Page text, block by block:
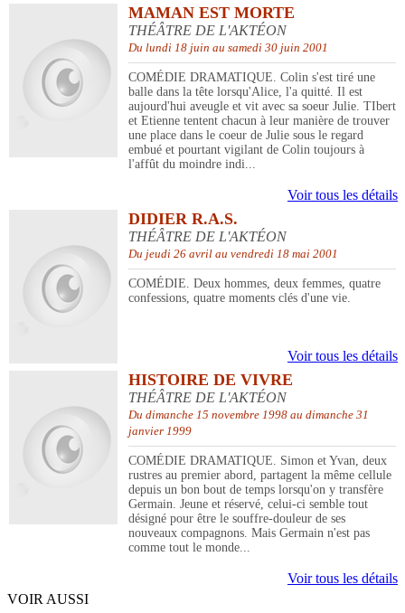
MAMAN EST MORTE
THÉÂTRE DE L'AKTÉON
Du lundi 18 juin au samedi 30 juin 2001
COMÉDIE DRAMATIQUE. Colin s'est tiré une
balle dans la tête lorsqu'Alice, l'a quitté. Il est
aujourd'hui aveugle et vit avec sa soeur Julie. TIbert
et Etienne tentent chacun à leur manière de trouver
une place dans le coeur de Julie sous le regard
embué et pourtant vigilant de Colin toujours à
l'affût du moindre indi...
Voir tous les détails
DIDIER R.A.S.
THÉÂTRE DE L'AKTÉON
Du jeudi 26 avril au vendredi 18 mai 2001
COMÉDIE. Deux hommes, deux femmes, quatre
confessions, quatre moments clés d'une vie.
Voir tous les détails
HISTOIRE DE VIVRE
THÉÂTRE DE L'AKTÉON
Du dimanche 15 novembre 1998 au dimanche 31
janvier 1999
COMÉDIE DRAMATIQUE. Simon et Yvan, deux
rustres au premier abord, partagent la même cellule
depuis un bon bout de temps lorsqu'on y transfère
Germain. Jeune et réservé, celui-ci semble tout
désigné pour être le souffre-douleur de ses
nouveaux compagnons. Mais Germain n'est pas
comme tout le monde...
Voir tous les détails
VOIR AUSSI